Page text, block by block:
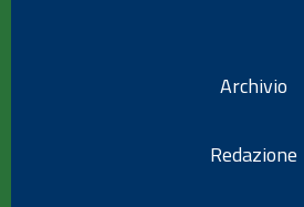
Archivio
Redazione